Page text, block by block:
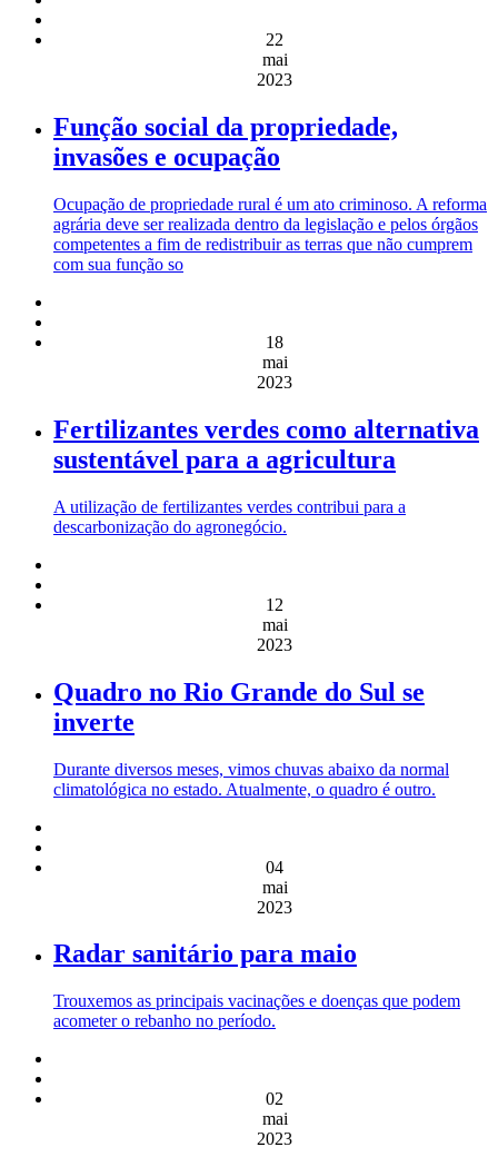
22
mai
2023
Função social da propriedade,
invasões e ocupação
Ocupação de propriedade rural é um ato criminoso. A reforma
agrária deve ser realizada dentro da legislação e pelos órgãos
competentes a fim de redistribuir as terras que não cumprem
com sua função so
18
mai
2023
Fertilizantes verdes como alternativa
sustentável para a agricultura
A utilização de fertilizantes verdes contribui para a
descarbonização do agronegócio.
12
mai
2023
Quadro no Rio Grande do Sul se
inverte
Durante diversos meses, vimos chuvas abaixo da normal
climatológica no estado. Atualmente, o quadro é outro.
04
mai
2023
Radar sanitário para maio
Trouxemos as principais vacinações e doenças que podem
acometer o rebanho no período.
02
mai
2023